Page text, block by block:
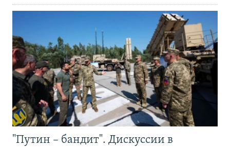
"Путин – бандит". Дискуссии в